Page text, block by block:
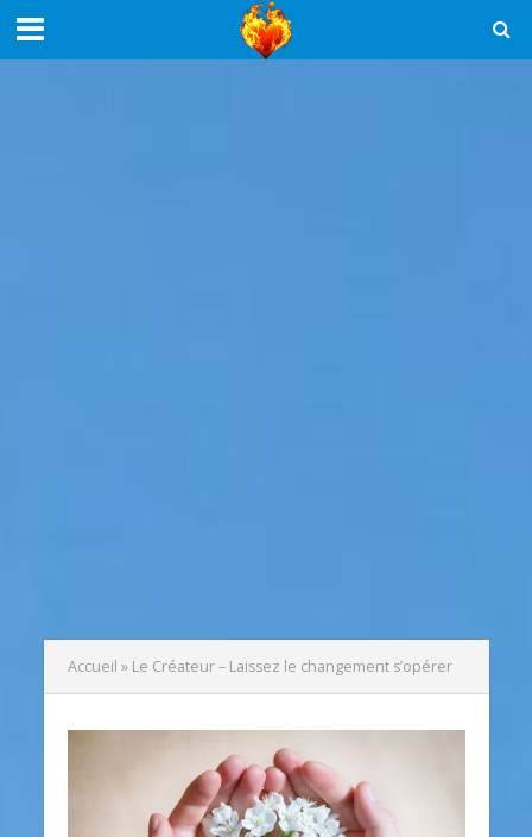
Accueil » Le Créateur – Laissez le changement s’opérer